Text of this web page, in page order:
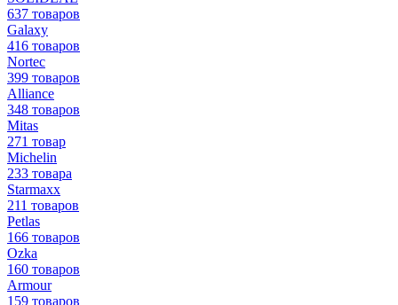
637 товаров
Galaxy
416 товаров
Nortec
399 товаров
Alliance
348 товаров
Mitas
271 товар
Michelin
233 товара
Starmaxx
211 товаров
Petlas
166 товаров
Ozka
160 товаров
Armour
159 товаров